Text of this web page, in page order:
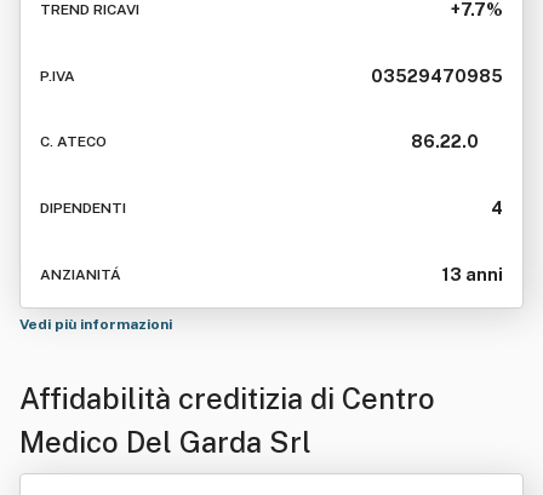
TREND RICAVI +7.7%
P.IVA 03529470985
C. ATECO 86.22.0
DIPENDENTI 4
ANZIANITÁ 13 anni
Vedi più informazioni
Affidabilità creditizia di Centro
Medico Del Garda Srl